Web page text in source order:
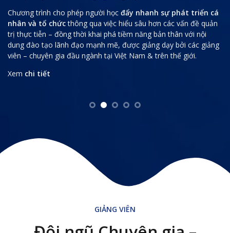
người họcđẩy nhanh sự phát triển cá
qua việc hiểu sâu hơn các vấn đề quản
khai phá tiềm năng bản thân với nội
mẽ, được giảng dạy bởi các giảng
tại Việt Nam & trên thế giới.
năng suất vượt trội,
trường đầy biến động.
Xemchi tiết
GIẢNG VIÊN
Đội ngũ Chuyên gia –
Doanh nhân
Toàn cầu